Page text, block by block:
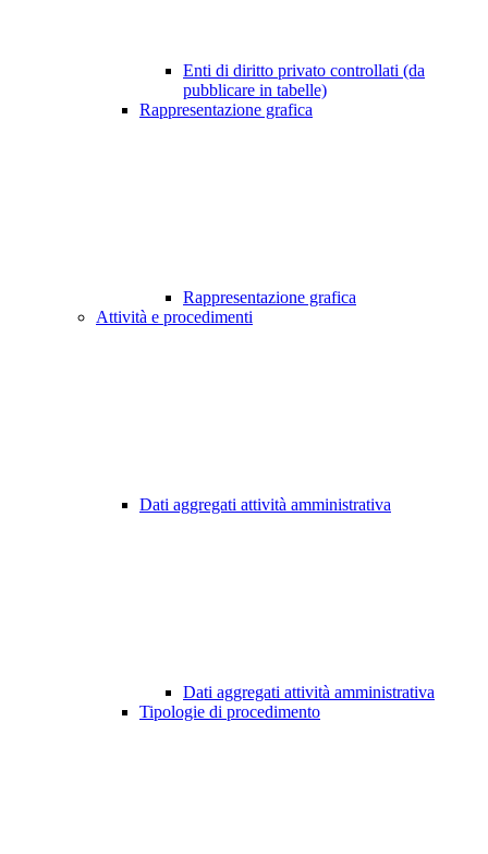
Enti di diritto privato controllati (da
pubblicare in tabelle)
Rappresentazione grafica
Rappresentazione grafica
Attività e procedimenti
Dati aggregati attività amministrativa
Dati aggregati attività amministrativa
Tipologie di procedimento